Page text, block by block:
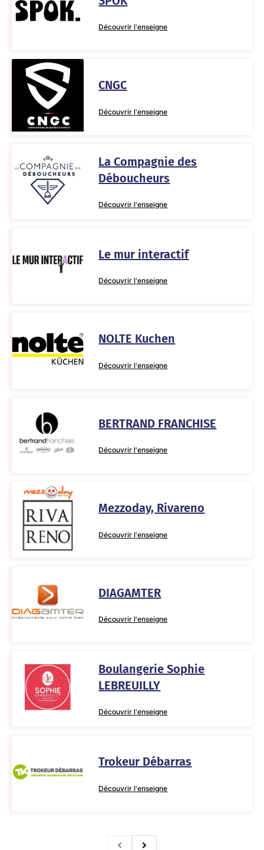
Découvrir l'enseigne
CNGC
Découvrir l'enseigne
La Compagnie des
Déboucheurs
Découvrir l'enseigne
Le mur interactif
Découvrir l'enseigne
NOLTE Kuchen
Découvrir l'enseigne
BERTRAND FRANCHISE
Découvrir l'enseigne
Mezzoday, Rivareno
Découvrir l'enseigne
DIAGAMTER
Découvrir l'enseigne
Boulangerie Sophie
LEBREUILLY
Découvrir l'enseigne
Trokeur Débarras
Découvrir l'enseigne